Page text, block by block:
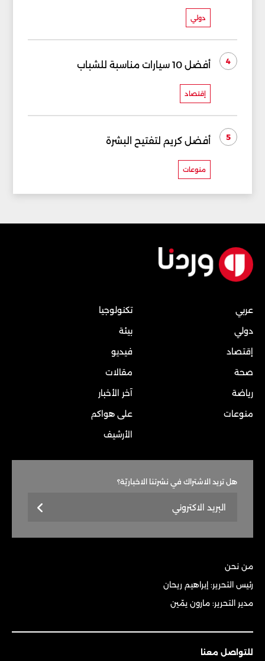
دولي
4 أفضل 10 سيارات مناسبة للشباب
إقتصاد
5 أفضل كريم لتفتيح البشرة
منوعات
عربي
دولي
إقتصاد
صحة
رياضة
منوعات
تكنولوجيا
بيئة
فيديو
مقالات
آخر الأخبار
على هواكم
الأرشيف
هل تريد الاشتراك في نشرتنا الاخباريّة؟
من نحن
رئيس التحرير: إبراهيم ريحان
مدير التحرير: مارون يمّين
للتواصل معنا